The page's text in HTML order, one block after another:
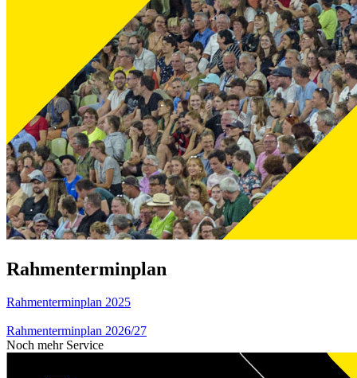
Rahmenterminplan
Rahmenterminplan 2025
Rahmenterminplan 2026/27
Noch mehr Service